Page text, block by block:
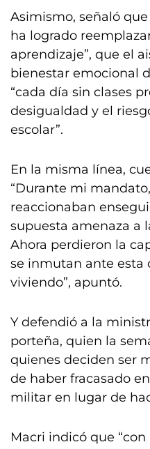
Asimismo, señaló
ha logrado
aprendizaje”, que el
bienestar emocional
“cada día sin clases
desigualdad y el
escolar”.
En la misma línea,
“Durante mi
reaccionaban
supuesta amenaza a
Ahora perdieron la
se inmutan ante esta
viviendo”, apuntó.
Y defendió a la
porteña, quien la
quienes deciden ser
de haber fracasado
militar en lugar de
Macri indicó que